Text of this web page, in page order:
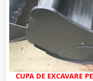
CUPA DE EXCAVARE